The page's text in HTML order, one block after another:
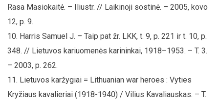
Rasa Masiokaitė. – Iliustr. // Laikinoji sostinė. – 2005, kovo
12, p. 9.
Harris Samuel J. – Taip pat žr. LKK, t. 9, p. 221 ir t. 10, p.
348. // Lietuvos kariuomenės karininkai, 1918–1953. – T. 3.
– 2003, p. 262.
Lietuvos karžygiai = Lithuanian war heroes : Vyties
Kryžiaus kavalieriai (1918-1940) / Vilius Kavaliauskas. – T.